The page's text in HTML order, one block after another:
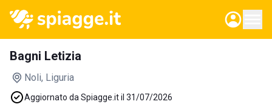
Bagni Letizia
Noli, Liguria
Aggiornato da Spiagge.it il 31/07/2026